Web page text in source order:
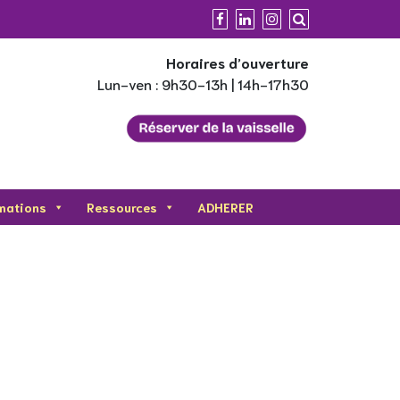
Horaires d’ouverture
Lun-ven : 9h30-13h | 14h-17h30
Ressources ADHERER